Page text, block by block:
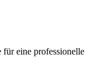
eine professionelle